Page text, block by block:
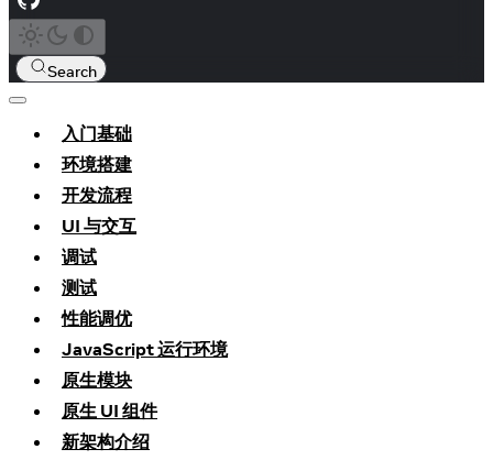
Search
入门基础
环境搭建
开发流程
UI 与交互
调试
测试
性能调优
JavaScript 运行环境
原生模块
原生 UI 组件
新架构介绍